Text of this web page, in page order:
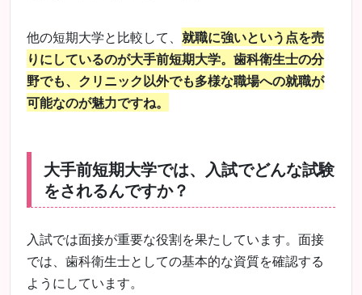
他の短期大学と比較して、 就職に強いという点を売
りにしているのが大手前短期大学。歯科衛生士の分
野でも、クリニック以外でも多様な職場への就職が
可能なのが魅力ですね。
大手前短期大学では、入試でどんな試験
をされるんですか？
入試では面接が重要な役割を果たしています。面接
では、歯科衛生士としての基本的な資質を確認する
ようにしています。